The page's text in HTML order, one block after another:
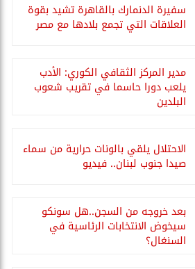
سفيرة الدنمارك بالقاهرة تشيد بقوة
العلاقات التي تجمع بلادها مع مصر
مدير المركز الثقافي الكوري: الأدب
يلعب دورا حاسما في تقريب شعوب
البلدين
الاحتلال يلقي بالونات حرارية من سماء
صيدا جنوب لبنان.. فيديو
بعد خروجه من السجن..هل سونكو
سيخوض الانتخابات الرئاسية في
السنغال؟